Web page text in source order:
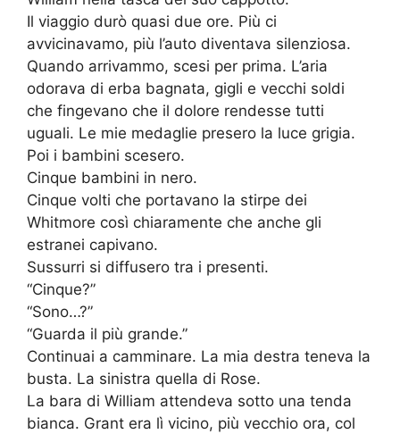
Il viaggio durò quasi due ore. Più ci
avvicinavamo, più l’auto diventava silenziosa.
Quando arrivammo, scesi per prima. L’aria
odorava di erba bagnata, gigli e vecchi soldi
che fingevano che il dolore rendesse tutti
uguali. Le mie medaglie presero la luce grigia.
Poi i bambini scesero.
Cinque bambini in nero.
Cinque volti che portavano la stirpe dei
Whitmore così chiaramente che anche gli
estranei capivano.
Sussurri si diffusero tra i presenti.
“Cinque?”
“Sono…?”
“Guarda il più grande.”
Continuai a camminare. La mia destra teneva la
busta. La sinistra quella di Rose.
La bara di William attendeva sotto una tenda
bianca. Grant era lì vicino, più vecchio ora, col